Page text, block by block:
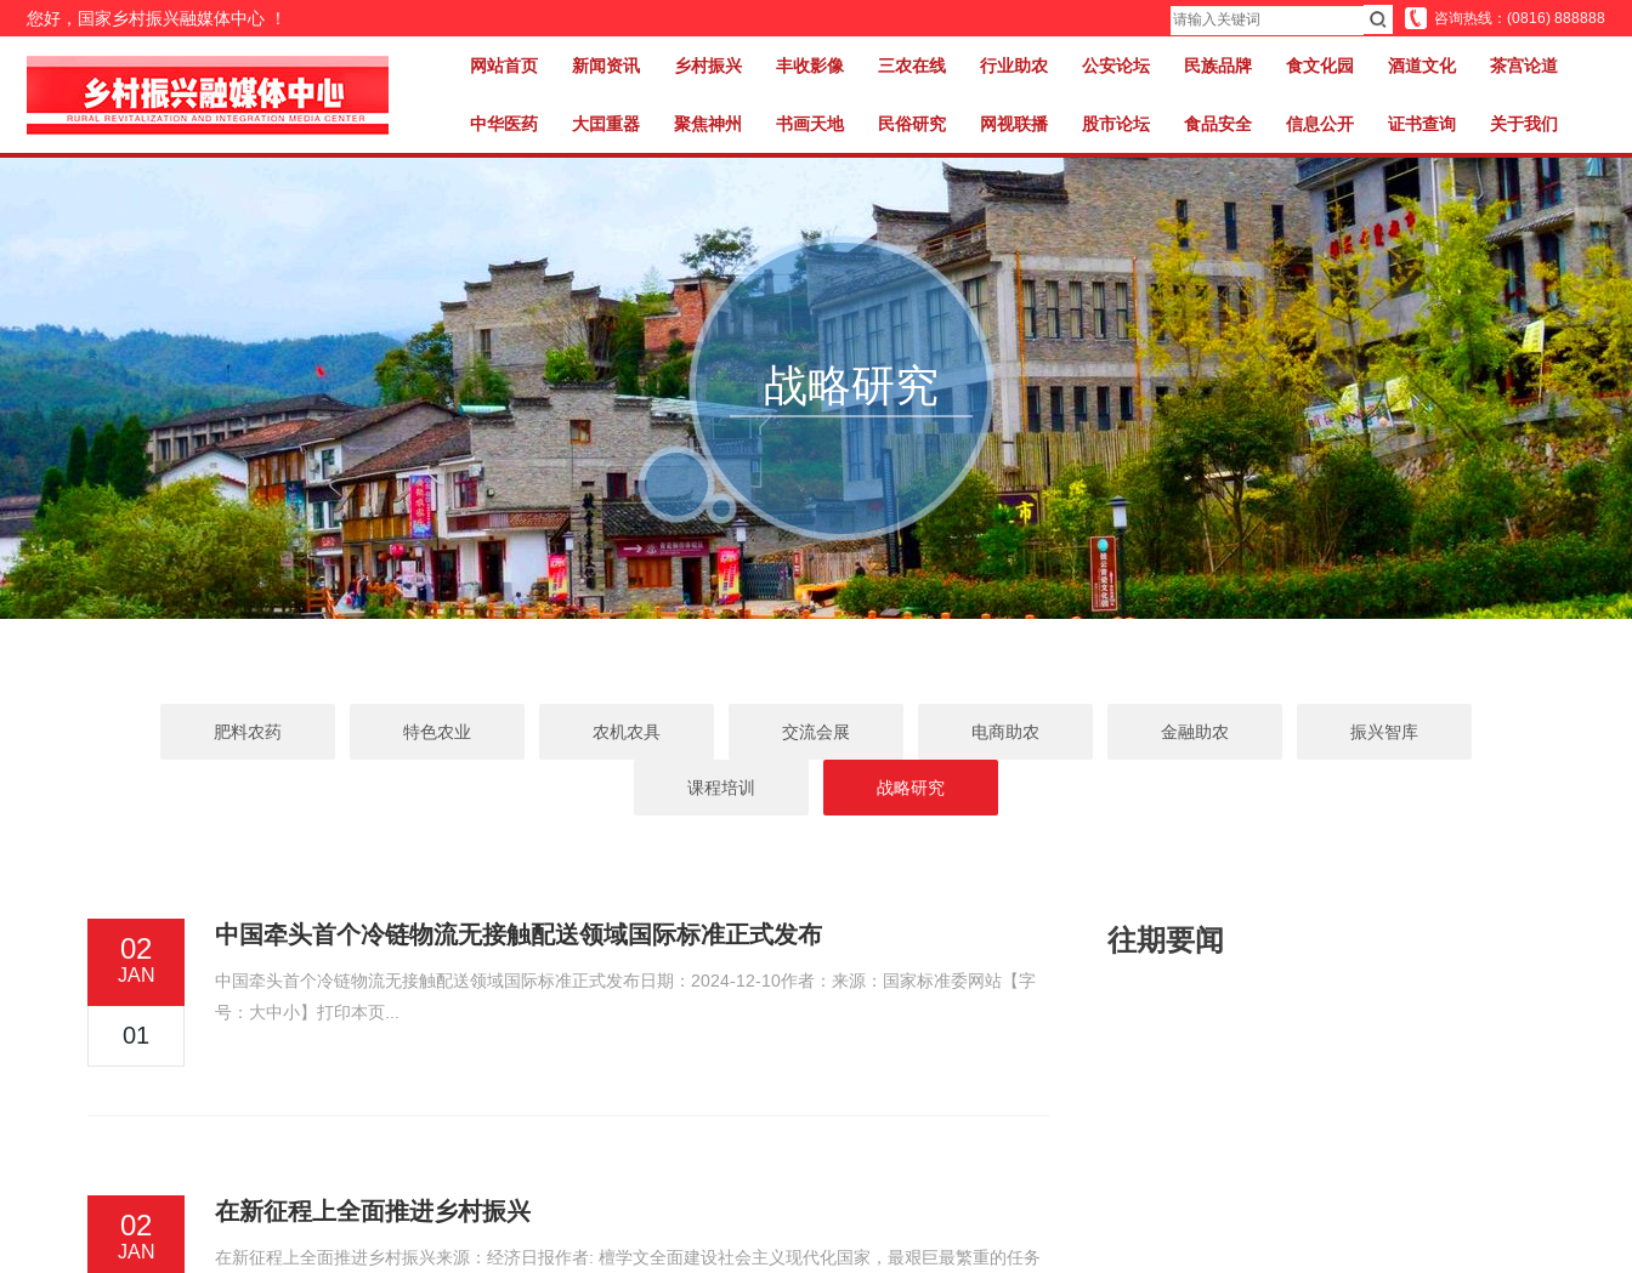
您好，国家乡村振兴融媒体中心 ！ 咨询热线：(0816) 888888
网站首页 新闻资讯 乡村振兴 丰收影像 三农在线 行业助农 公安论坛 民族品牌 食文化园 酒道文化 茶宫论道
中华医药 大囯重器 聚焦神州 书画天地 民俗研究 网视联播 股市论坛 食品安全 信息公开 证书查询 关于我们
战略研究
肥料农药 特色农业 农机农具 交流会展 电商助农 金融助农 振兴智库
课程培训 战略研究
02
JAN
01
中国牵头首个冷链物流无接触配送领域国际标准正式发布
中国牵头首个冷链物流无接触配送领域国际标准正式发布日期：2024-12-10作者：来源：国家标准委网站【字
号：大中小】打印本页...
02
JAN
在新征程上全面推进乡村振兴
在新征程上全面推进乡村振兴来源：经济日报作者: 檀学文全面建设社会主义现代化国家，最艰巨最繁重的任务
往期要闻